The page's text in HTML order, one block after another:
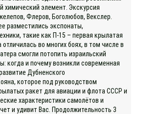
химический элемент. Экскурсия
Флеров, Боголюбов, Векслер.
разместились экспонаты,
такие как П-15 – первая крылатая
во многих боях, в том числе в
смогли потопить израильский
когда и почему возникли современная
Дубненского
которое под руководством
ракет для авиации и флота СССР и
характеристики самолётов и
и удивит Вас. Продолжительность 3